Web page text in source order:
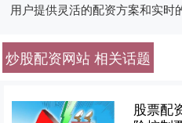
用户提供灵活的配资方案和实时
炒股配资网站 相关话题
股票配